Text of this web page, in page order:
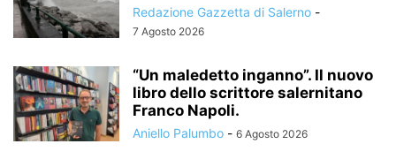
Redazione Gazzetta di Salerno -
7 Agosto 2026
“Un maledetto inganno”. Il nuovo
libro dello scrittore salernitano
Franco Napoli.
Aniello Palumbo - 6 Agosto 2026